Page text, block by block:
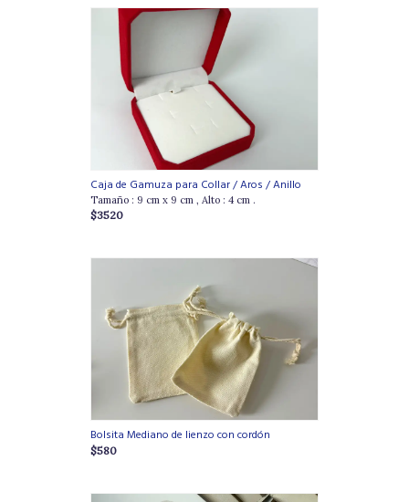
Caja de Gamuza para Collar / Aros / Anillo
Tamaño : 9 cm x 9 cm , Alto : 4 cm .
$3520
Bolsita Mediano de lienzo con cordón
$580